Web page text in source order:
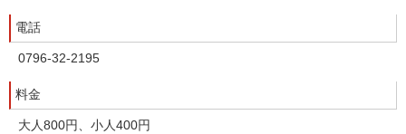
電話
0796-32-2195
料金
大人800円、小人400円